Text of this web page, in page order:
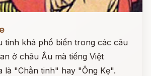
tinh khá phổ biến trong các câu
ở châu Âu mà tiếng Việt
là "Chằn tinh" hay "Ông Kẹ".